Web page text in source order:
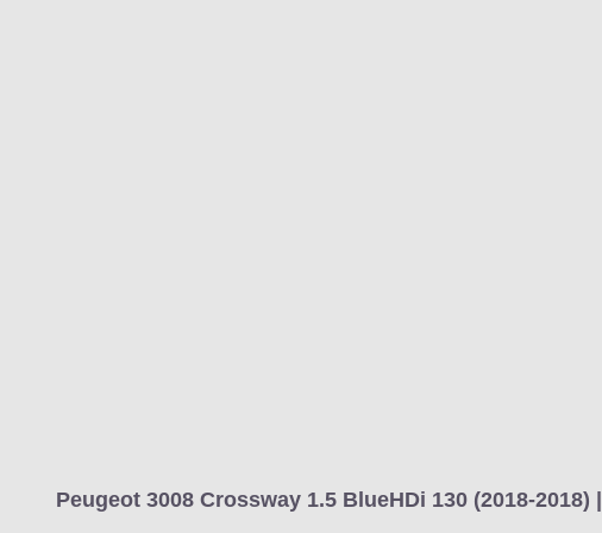
Peugeot 3008 Crossway 1.5 BlueHDi 130 (2018-2018) |